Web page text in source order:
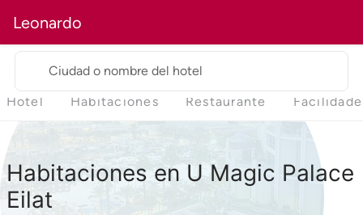
Leonardo
Ciudad o nombre del hotel
Hotel Habitaciones Restaurante
Habitaciones en U Magic Palace
Eilat